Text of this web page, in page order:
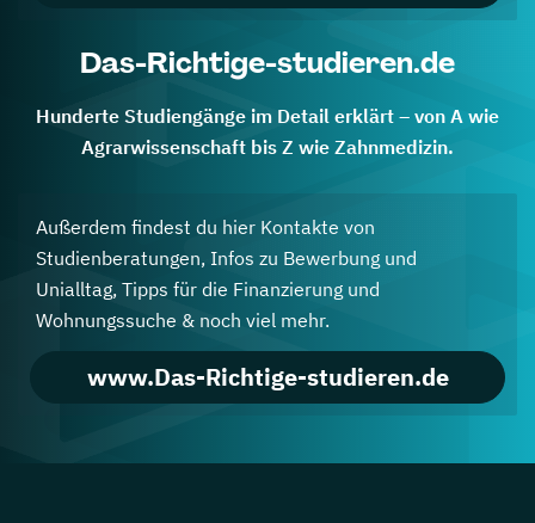
Das-Richtige-studieren.de
Hunderte Studiengänge im Detail erklärt – von A wie
Agrarwissenschaft bis Z wie Zahnmedizin.
Außerdem findest du hier Kontakte von
Studienberatungen, Infos zu Bewerbung und
Unialltag, Tipps für die Finanzierung und
Wohnungssuche & noch viel mehr.
www.Das-Richtige-studieren.de